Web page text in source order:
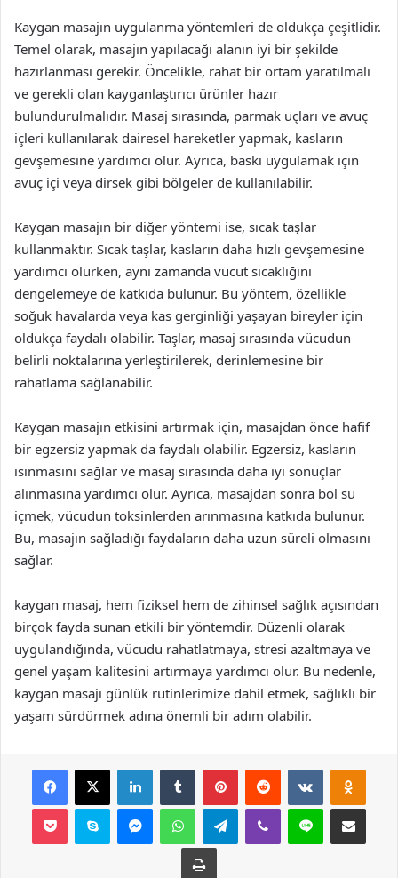
Kaygan masajın uygulanma yöntemleri de oldukça çeşitlidir.
Temel olarak, masajın yapılacağı alanın iyi bir şekilde
hazırlanması gerekir. Öncelikle, rahat bir ortam yaratılmalı
ve gerekli olan kayganlaştırıcı ürünler hazır
bulundurulmalıdır. Masaj sırasında, parmak uçları ve avuç
içleri kullanılarak dairesel hareketler yapmak, kasların
gevşemesine yardımcı olur. Ayrıca, baskı uygulamak için
avuç içi veya dirsek gibi bölgeler de kullanılabilir.
Kaygan masajın bir diğer yöntemi ise, sıcak taşlar
kullanmaktır. Sıcak taşlar, kasların daha hızlı gevşemesine
yardımcı olurken, aynı zamanda vücut sıcaklığını
dengelemeye de katkıda bulunur. Bu yöntem, özellikle
soğuk havalarda veya kas gerginliği yaşayan bireyler için
oldukça faydalı olabilir. Taşlar, masaj sırasında vücudun
belirli noktalarına yerleştirilerek, derinlemesine bir
rahatlama sağlanabilir.
Kaygan masajın etkisini artırmak için, masajdan önce hafif
bir egzersiz yapmak da faydalı olabilir. Egzersiz, kasların
ısınmasını sağlar ve masaj sırasında daha iyi sonuçlar
alınmasına yardımcı olur. Ayrıca, masajdan sonra bol su
içmek, vücudun toksinlerden arınmasına katkıda bulunur.
Bu, masajın sağladığı faydaların daha uzun süreli olmasını
sağlar.
kaygan masaj, hem fiziksel hem de zihinsel sağlık açısından
birçok fayda sunan etkili bir yöntemdir. Düzenli olarak
uygulandığında, vücudu rahatlatmaya, stresi azaltmaya ve
genel yaşam kalitesini artırmaya yardımcı olur. Bu nedenle,
kaygan masajı günlük rutinlerimize dahil etmek, sağlıklı bir
yaşam sürdürmek adına önemli bir adım olabilir.
Facebook
X LinkedInTumblr PinterestReddit VKontakte
Pocket Skype MessengerWhatsAppTelegramViber Line E-Posta ile
Yazdır